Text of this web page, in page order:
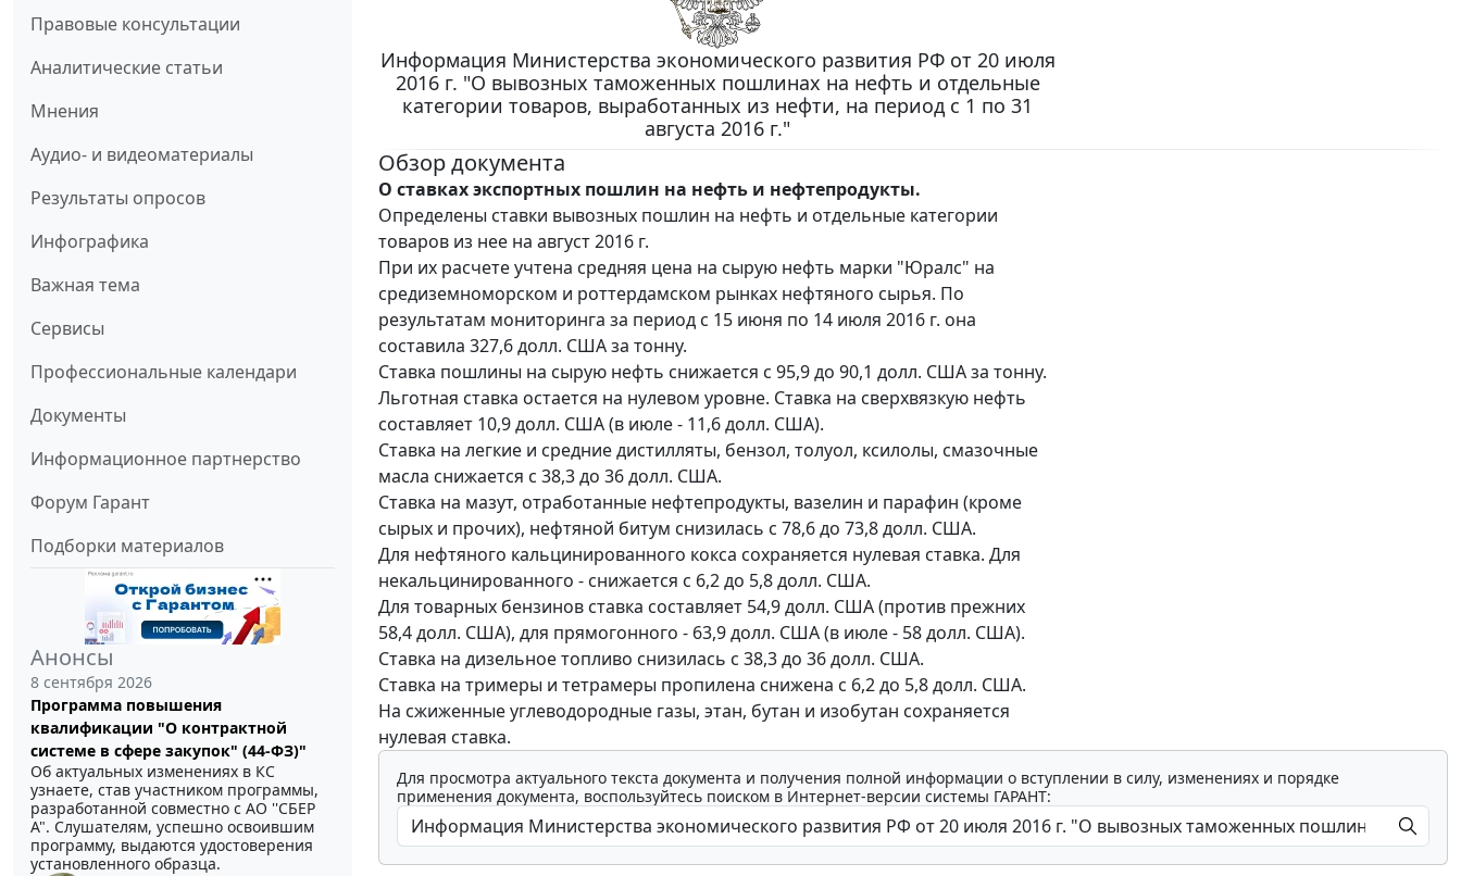
Правовые консультации
Аналитические статьи
Мнения
Аудио- и видеоматериалы
Результаты опросов
Инфографика
Важная тема
Сервисы
Профессиональные календари
Документы
Информационное партнерство
Форум Гарант
Подборки материалов
Анонсы
8 сентября 2026
Программа повышения
квалификации "О контрактной
системе в сфере закупок" (44-ФЗ)"
Об актуальных изменениях в КС
узнаете, став участником программы,
разработанной совместно с АО ''СБЕР
А". Слушателям, успешно освоившим
программу, выдаются удостоверения
установленного образца.
Информация Министерства экономического развития РФ от 20 июля
2016 г. "О вывозных таможенных пошлинах на нефть и отдельные
категории товаров, выработанных из нефти, на период с 1 по 31
августа 2016 г."
Обзор документа
О ставках экспортных пошлин на нефть и нефтепродукты.
Определены ставки вывозных пошлин на нефть и отдельные категории
товаров из нее на август 2016 г.
При их расчете учтена средняя цена на сырую нефть марки "Юралс" на
средиземноморском и роттердамском рынках нефтяного сырья. По
результатам мониторинга за период с 15 июня по 14 июля 2016 г. она
составила 327,6 долл. США за тонну.
Ставка пошлины на сырую нефть снижается с 95,9 до 90,1 долл. США за тонну.
Льготная ставка остается на нулевом уровне. Ставка на сверхвязкую нефть
составляет 10,9 долл. США (в июле - 11,6 долл. США).
Ставка на легкие и средние дистилляты, бензол, толуол, ксилолы, смазочные
масла снижается с 38,3 до 36 долл. США.
Ставка на мазут, отработанные нефтепродукты, вазелин и парафин (кроме
сырых и прочих), нефтяной битум снизилась с 78,6 до 73,8 долл. США.
Для нефтяного кальцинированного кокса сохраняется нулевая ставка. Для
некальцинированного - снижается с 6,2 до 5,8 долл. США.
Для товарных бензинов ставка составляет 54,9 долл. США (против прежних
58,4 долл. США), для прямогонного - 63,9 долл. США (в июле - 58 долл. США).
Ставка на дизельное топливо снизилась с 38,3 до 36 долл. США.
Ставка на тримеры и тетрамеры пропилена снижена с 6,2 до 5,8 долл. США.
На сжиженные углеводородные газы, этан, бутан и изобутан сохраняется
нулевая ставка.
Для просмотра актуального текста документа и получения полной информации о вступлении в силу, изменениях и порядке
применения документа, воспользуйтесь поиском в Интернет-версии системы ГАРАНТ: